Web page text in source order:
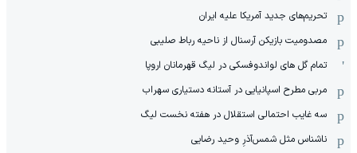
تحریم‌های جدید آمریکا علیه ایران
مصدومیت بازیکن آرسنال از ناحیه رباط صلیبی
تمام گل های لواندوفسکی در لیگ قهرمانان اروپا
مربی مطرح اسپانیایی در آستانه دستیاری سهراب
سه غایب احتمالی استقلال در هفته نخست لیگ
ناشناس مثل شمس‌آذرِ وحید رضایی